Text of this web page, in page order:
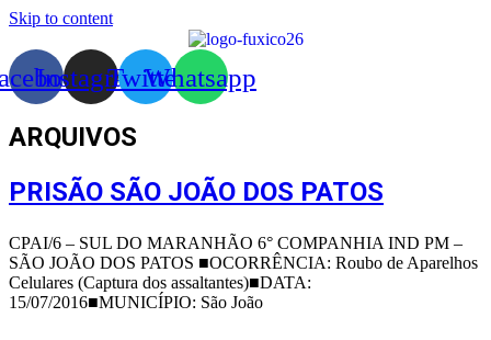
Skip to content
InstagramTwitterWhatsapp
ARQUIVOS
PRISÃO SÃO JOÃO DOS PATOS
CPAI/6 – SUL DO MARANHÃO 6° COMPANHIA IND PM –
SÃO JOÃO DOS PATOS ■OCORRÊNCIA: Roubo de Aparelhos
Celulares (Captura dos assaltantes)■DATA:
15/07/2016■MUNICÍPIO: São João